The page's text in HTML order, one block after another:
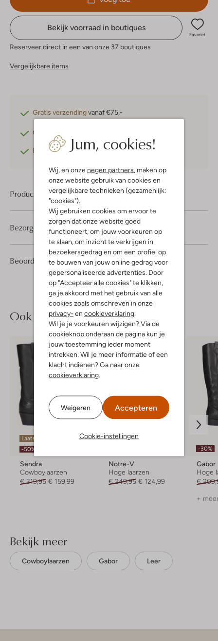
Jum, cookies!
Wij, en onze negen partners, maken op
onze website gebruik van cookies en
vergelijkbare technieken (gezamenlijk:
"cookies").
Wij gebruiken cookies om ervoor te
zorgen dat onze website goed
functioneert, om jouw voorkeuren op
te slaan, om inzicht te verkrijgen in
bezoekersgedrag en om een profiel op
te bouwen van jouw online gedrag voor
gepersonaliseerde advertenties. Door
op "Accepteer alle cookies" te klikken,
ga je akkoord met het gebruik van alle
cookies zoals omschreven in onze
privacy- en cookieverklaring.
Wil je je voorkeuren wijzigen? Via de
cookieknop onderaan de pagina kun je
jouw toestemming ieder moment
intrekken. Wil je meer informatie of een
klacht indienen? Ga naar onze
cookieverklaring.
Weigeren Accepteren
Cookie-instellingen
Bekijk voorraad in boutiques
Favoriet
Reserveer direct in een van onze 37 boutiques
Vergelijkbare items
Gratis verzendingvanaf €75,-
Gratis retourneren
Betaal achterafmet Klarna
Product informatie
Beoordelingen (4) 5/5
4
5
Sterren
Bezorgen & retourneren
Ook iets voor jou?
Laatste items
-50%
Sendra
Cowboylaarzen
€ 319,95 € 159,99
Notre-V
Hoge laarzen
€ 249,95 € 124,99
-30%
Gabor
Hoge
€
+
Bekijk meer
Cowboylaarzen Gabor Leer